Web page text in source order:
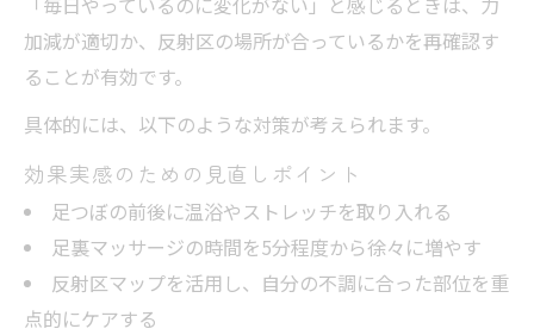
加減が適切か、反射区の場所が合っているかを再確認す
ることが有効です。
具体的には、以下のような対策が考えられます。
効果実感のための見直しポイント
足つぼの前後に温浴やストレッチを取り入れる
足裏マッサージの時間を5分程度から徐々に増やす
反射区マップを活用し、自分の不調に合った部位を重
点的にケアする